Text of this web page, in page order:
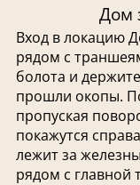
Дом
Вход в локацию
рядом с
болота и
прошли окопы.
пропуская
покажутся
лежит за
рядом с главной